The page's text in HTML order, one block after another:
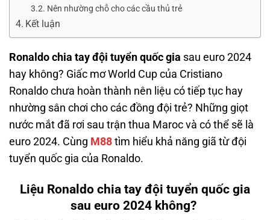
Nên nhường chỗ cho các cầu thủ trẻ
Kết luận
Ronaldo chia tay đội tuyển quốc gia sau euro 2024
hay không? Giấc mơ World Cup của Cristiano
Ronaldo chưa hoàn thành nên liệu có tiếp tục hay
nhường sân chơi cho các đồng đội trẻ? Những giọt
nước mắt đã rơi sau trận thua Maroc và có thể sẽ là
euro 2024. Cùng M88 tìm hiểu khả năng giã từ đội
tuyển quốc gia của Ronaldo.
Liệu Ronaldo chia tay đội tuyển quốc gia
sau euro 2024 không?